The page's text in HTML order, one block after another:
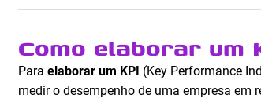
Como elaborar um
Para elaborar um KPI (Key Performance
medir o desempenho de uma empresa em